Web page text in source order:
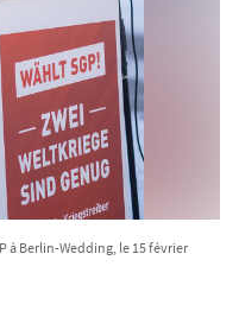
à Berlin-Wedding, le 15 février